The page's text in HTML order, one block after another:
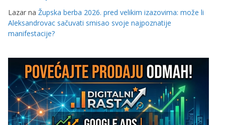
Lazar na Župska berba 2026. pred velikim izazovima: može li
Aleksandrovac sačuvati smisao svoje najpoznatije
manifestacije?